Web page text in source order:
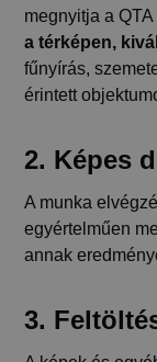
megnyitja a
a térképen,
fűnyírás,
érintett
2. Képes
A munka
egyértelműen
annak
3.